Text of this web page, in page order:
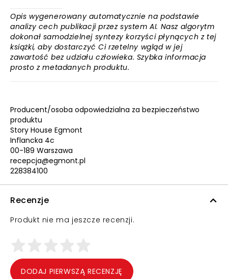
Opis wygenerowany automatycznie na podstawie
analizy cech publikacji przez system AI. Nasz algorytm
dokonał samodzielnej syntezy korzyści płynących z tej
książki, aby dostarczyć Ci rzetelny wgląd w jej
zawartość bez udziału człowieka. Szybka informacja
prosto z metadanych produktu.
Producent/osoba odpowiedzialna za bezpieczeństwo
produktu
Story House Egmont
Inflancka 4c
00-189 Warszawa
recepcja@egmont.pl
228384100
Recenzje
Produkt nie ma jeszcze recenzji.
DODAJ PIERWSZĄ RECENZJĘ